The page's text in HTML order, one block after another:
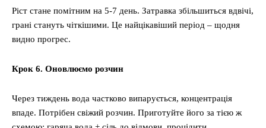
Ріст стане помітним на 5-7 день. Затравка збільшиться вдвічі,
грані стануть чіткішими. Це найцікавіший період – щодня
видно прогрес.
Крок 6. Оновлюємо розчин
Через тиждень вода частково випарується, концентрація
впаде. Потрібен свіжий розчин. Приготуйте його за тією ж